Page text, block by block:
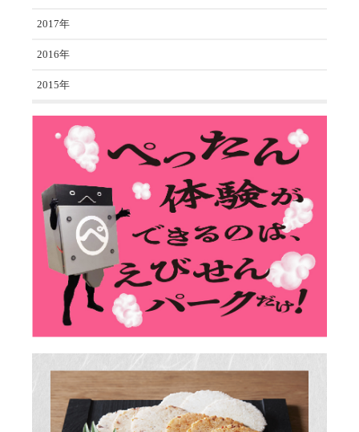
2017年
2016年
2015年